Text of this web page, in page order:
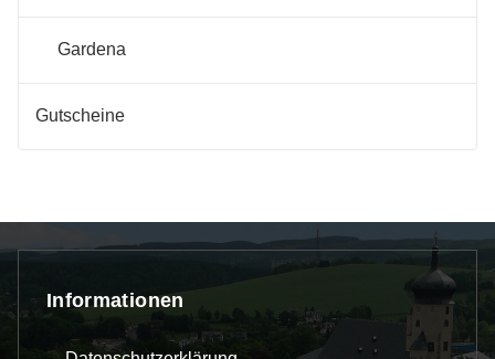
Gardena
Gutscheine
Informationen